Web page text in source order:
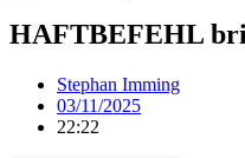
HAFTBEFEHL
Stephan Imming
03/11/2025
22:22